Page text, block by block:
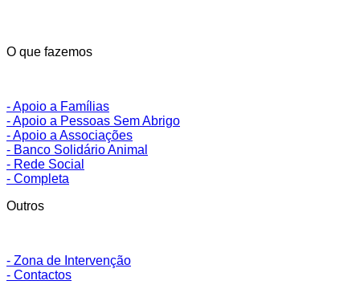
O que fazemos
- Apoio a Famílias
- Apoio a Pessoas Sem Abrigo
- Apoio a Associações
- Banco Solidário Animal
- Rede Social
- Completa
Outros
- Zona de Intervenção
- Contactos